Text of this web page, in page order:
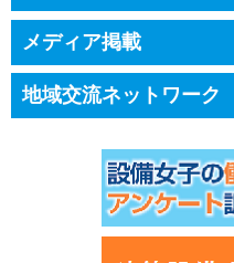
メディア掲載
地域交流ネットワーク